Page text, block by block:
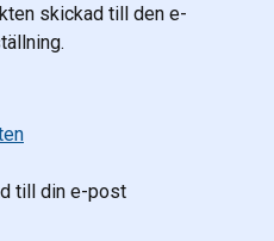
skickad till den e-
till din e-post